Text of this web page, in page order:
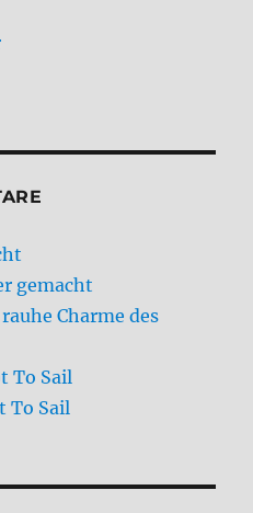
gemacht
Charme des
To Sail
To Sail